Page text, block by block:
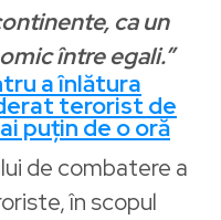
ca un
între egali.”
a înlătura
terorist de
puțin de o oră
de combatere a
în scopul